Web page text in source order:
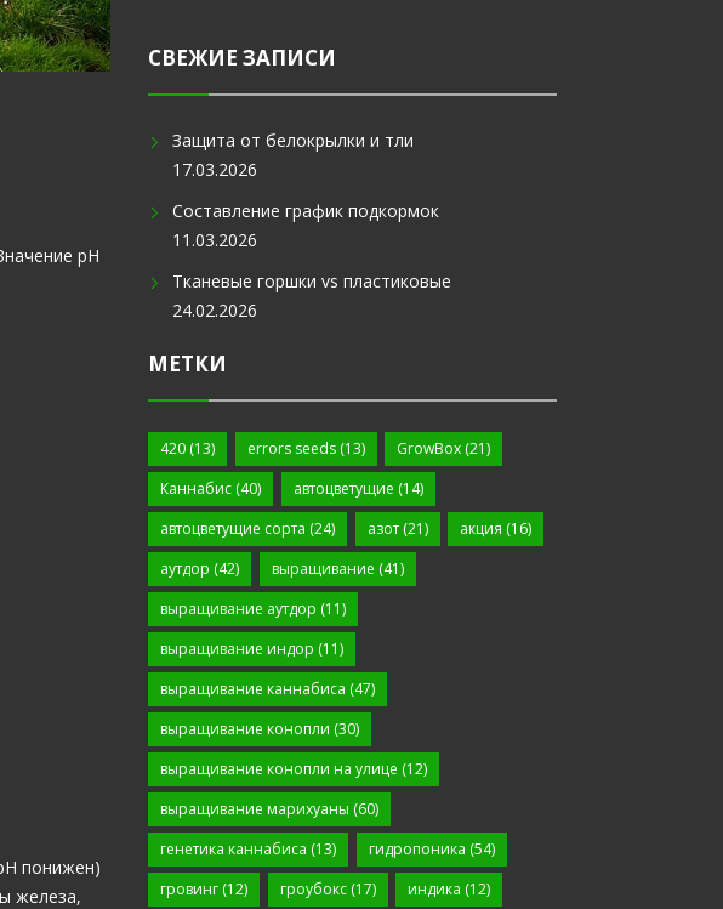
рН
понижен)
железа,
СВЕЖИЕ ЗАПИСИ
Защита от белокрылки и тли
17.03.2026
Составление график подкормок
11.03.2026
Тканевые горшки vs пластиковые
24.02.2026
МЕТКИ
420 (13) errors seeds(13) GrowBox (21)
Каннабис (40) автоцветущие (14)
автоцветущие сорта (24) азот(21) акция (16)
аутдор (42) выращивание (41)
выращивание аутдор (11)
выращивание индор (11)
выращивание каннабиса (47)
выращивание конопли (30)
выращивание конопли на улице (12)
выращивание марихуаны (60)
генетика каннабиса (13) гидропоника (54)
гровинг (12) гроубокс(17) индика (12)